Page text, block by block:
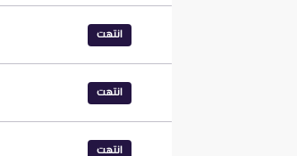
انتهت
انتهت
انتهت